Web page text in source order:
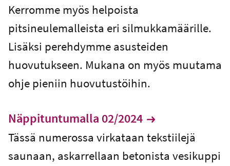
Kerromme myös helpoista
pitsineulemalleista eri silmukkamäärille.
Lisäksi perehdymme asusteiden
huovutukseen. Mukana on myös muutama
ohje pieniin huovutustöihin.
Näppituntumalla 02/2024
Tässä numerossa virkataan tekstiilejä
saunaan, askarrellaan betonista vesikuppi